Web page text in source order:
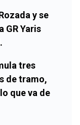
y se
GR Yaris
.
tres
de tramo,
que va de